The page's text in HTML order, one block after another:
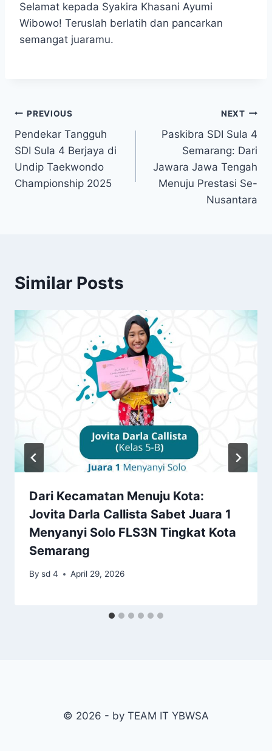
Selamat kepada Syakira Khasani Ayumi
Wibowo! Teruslah berlatih dan pancarkan
semangat juaramu.
Navigasi
pos
PREVIOUS
Pendekar Tangguh
SDI Sula 4 Berjaya di
Undip Taekwondo
Championship 2025
NEXT
Paskibra SDI Sula 4
Semarang: Dari
Jawara Jawa Tengah
Menuju Prestasi Se-
Nusantara
Similar Posts
Dari Kecamatan Menuju Kota:
Jovita Darla Callista Sabet Juara 1
Menyanyi Solo FLS3N Tingkat Kota
Semarang
By sd 4 April 29, 2026
© 2026 - by TEAM IT YBWSA